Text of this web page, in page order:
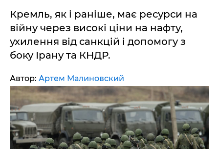
Кремль, як і раніше, має ресурси на
війну через високі ціни на нафту,
ухилення від санкцій і допомогу з
боку Ірану та КНДР.
Автор: Артем Малиновский